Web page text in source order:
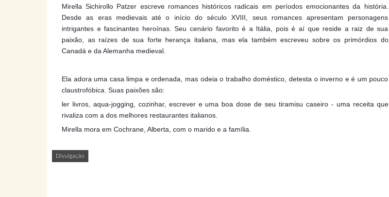
Divulgação
Mirella Sichirollo Patzer escreve romances históricos radicais em períodos emocionantes da história.
Desde as eras medievais até o início do século XVIII, seus romances apresentam personagens
intrigantes e fascinantes heroínas. Seu cenário favorito é a Itália, pois é aí que reside a raiz de sua
paixão, as raízes de sua forte herança italiana, mas ela também escreveu sobre os primórdios do
Canadá e da Alemanha medieval.
Ela adora uma casa limpa e ordenada, mas odeia o trabalho doméstico, detesta o inverno e é um pouco
claustrofóbica. Suas paixões são:
ler livros, aqua-jogging, cozinhar, escrever e uma boa dose de seu tiramisu caseiro - uma receita que
rivaliza com a dos melhores restaurantes italianos.
Mirella mora em Cochrane, Alberta, com o marido e a família.